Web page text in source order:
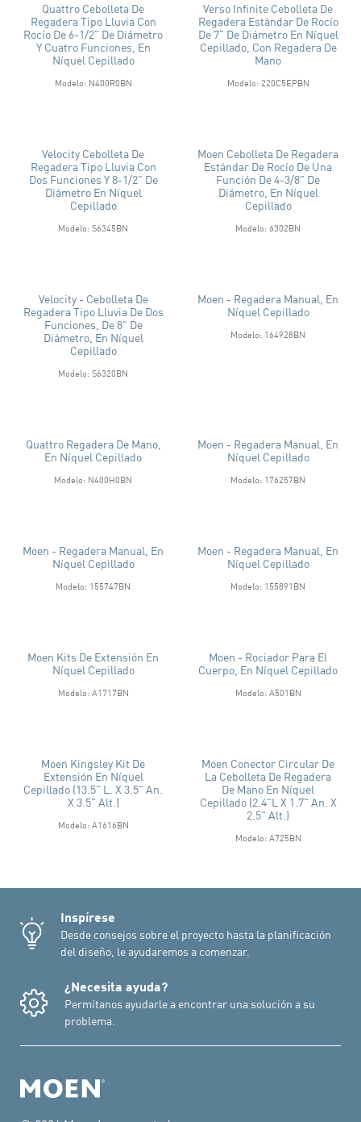
Quattro Cebolleta De
Regadera Tipo Lluvia Con
Rocío De 6-1/2" De Diámetro
Y Cuatro Funciones, En
Níquel Cepillado
Modelo: N400R0BN
Verso Infinite Cebolleta De
Regadera Estándar De Rocío
De 7" De Diámetro En Níquel
Cepillado, Con Regadera De
Mano
Modelo: 220C5EPBN
Velocity Cebolleta De
Regadera Tipo Lluvia Con
Dos Funciones Y 8-1/2" De
Diámetro En Níquel
Cepillado
Modelo: S6345BN
Moen Cebolleta De Regadera
Estándar De Rocío De Una
Función De 4-3/8" De
Diámetro, En Níquel
Cepillado
Modelo: 6302BN
Velocity - Cebolleta De
Regadera Tipo Lluvia De Dos
Funciones, De 8" De
Diámetro, En Níquel
Cepillado
Modelo: S6320BN
Moen - Regadera Manual, En
Níquel Cepillado
Modelo: 164928BN
Quattro Regadera De Mano,
En Níquel Cepillado
Modelo: N400H0BN
Moen - Regadera Manual, En
Níquel Cepillado
Modelo: 176257BN
Moen - Regadera Manual, En
Níquel Cepillado
Modelo: 155747BN
Moen - Regadera Manual, En
Níquel Cepillado
Modelo: 155891BN
Moen Kits De Extensión En
Níquel Cepillado
Modelo: A1717BN
Moen - Rociador Para El
Cuerpo, En Níquel Cepillado
Modelo: A501BN
Moen Kingsley Kit De
Extensión En Níquel
Cepillado (13.5" L. X 3.5" An.
X 3.5" Alt.)
Modelo: A1616BN
Moen Conector Circular De
La Cebolleta De Regadera
De Mano En Níquel
Cepillado (2.4"L X 1.7" An. X
2.5" Alt.)
Modelo: A725BN
Inspírese
Desde consejos sobre el proyecto hasta la planificación
del diseño, le ayudaremos a comenzar.
¿Necesita ayuda?
Permítanos ayudarle a encontrar una solución a su
problema.